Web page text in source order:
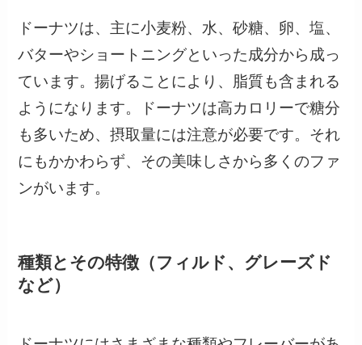
ドーナツは、主に小麦粉、水、砂糖、卵、塩、
バターやショートニングといった成分から成っ
ています。揚げることにより、脂質も含まれる
ようになります。ドーナツは高カロリーで糖分
も多いため、摂取量には注意が必要です。それ
にもかかわらず、その美味しさから多くのファ
ンがいます。
種類とその特徴（フィルド、グレーズド
など）